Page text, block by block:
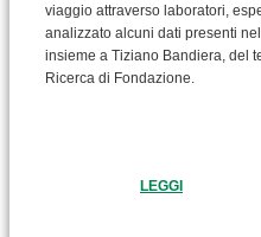
viaggio attraverso laboratori,
analizzato alcuni dati presenti
insieme a Tiziano Bandiera, del
Ricerca di Fondazione.
LEGGI